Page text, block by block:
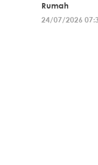
Rumah
24/07/2026